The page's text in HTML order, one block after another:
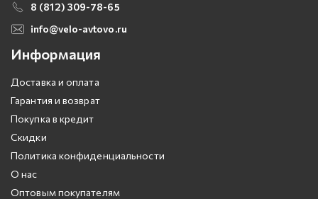
8 (812) 309-78-65
info@velo-avtovo.ru
Информация
Доставка и оплата
Гарантия и возврат
Покупка в кредит
Скидки
Политика конфиденциальности
О нас
Оптовым покупателям